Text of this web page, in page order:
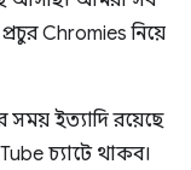
Chromies নিয়ে
সময় ইত্যাদি রয়েছে
চ্যাটে থাকব।